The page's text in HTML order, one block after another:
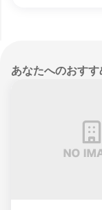
あなたへのおすす